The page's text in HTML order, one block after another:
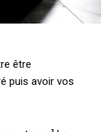
être
puis avoir vos